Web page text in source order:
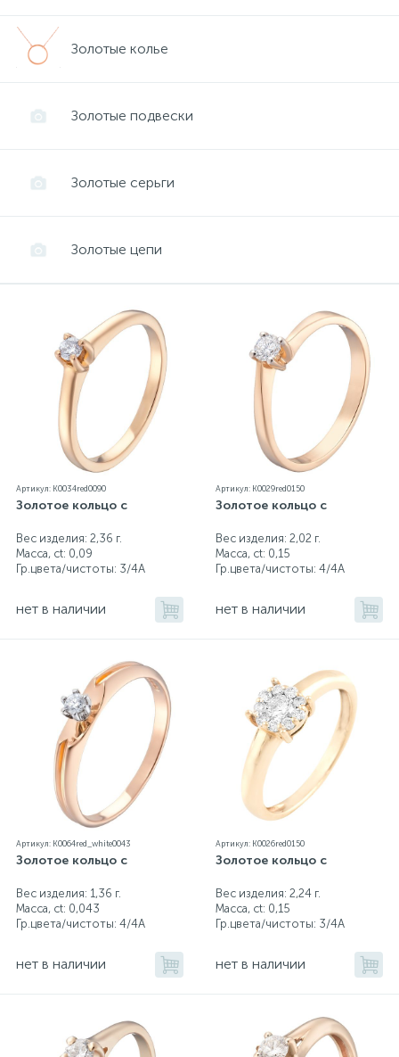
Золотые колье
Золотые подвески
Золотые серьги
Золотые цепи
Артикул: K0034red0090
Золотое кольцо с
Вес изделия: 2,36 г.
Масса, ct: 0,09
Гр.цвета/чистоты: 3/4А
нет в наличии
Артикул: K0029red0150
Золотое кольцо с
Вес изделия: 2,02 г.
Масса, ct: 0,15
Гр.цвета/чистоты: 4/4А
нет в наличии
Артикул: K0064red_white0043
Золотое кольцо с
Вес изделия: 1,36 г.
Масса, ct: 0,043
Гр.цвета/чистоты: 4/4А
нет в наличии
Артикул: K0026red0150
Золотое кольцо с
Вес изделия: 2,24 г.
Масса, ct: 0,15
Гр.цвета/чистоты: 3/4А
нет в наличии
Серебряные колье
Золотые серьги